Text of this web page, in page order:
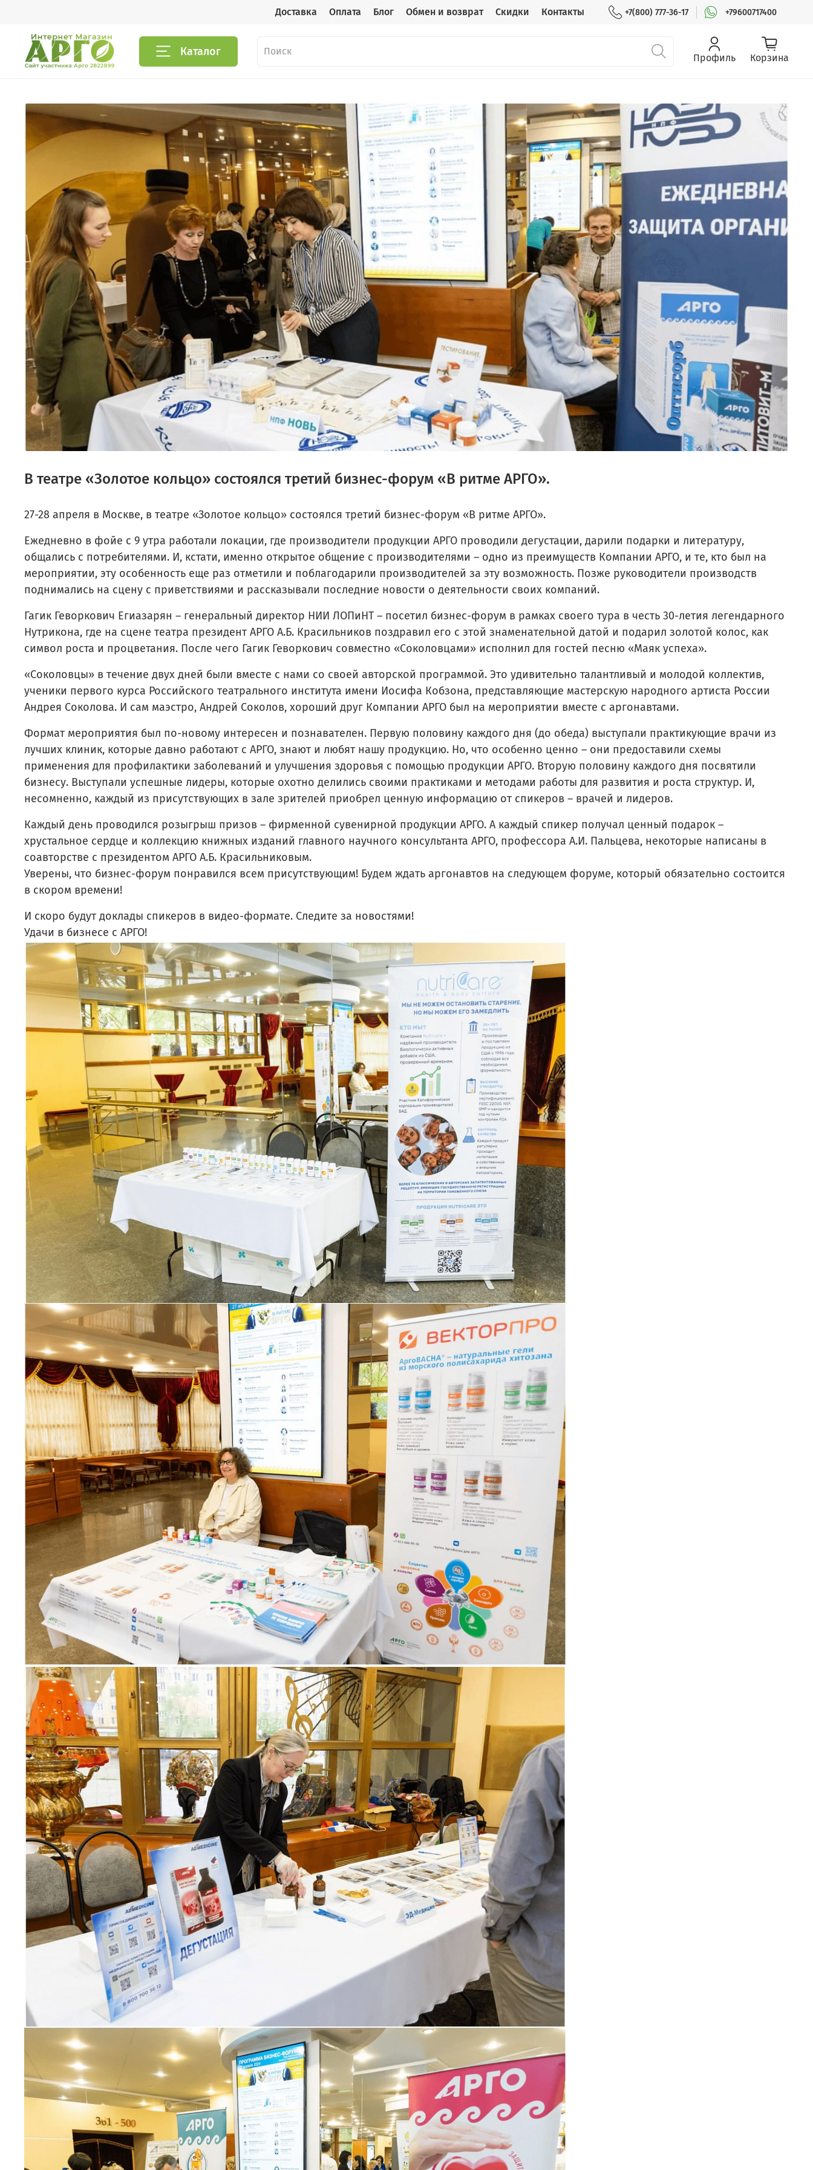
Доставка Оплата Блог Обмен и возврат Скидки Контакты +7(800) 777-36-17 +79600717400
Каталог Профиль Корзина
В театре «Золотое кольцо» состоялся третий бизнес-форум «В ритме АРГО».
27-28 апреля в Москве, в театре «Золотое кольцо» состоялся третий бизнес-форум «В ритме АРГО».
Ежедневно в фойе с 9 утра работали локации, где производители продукции АРГО проводили дегустации, дарили подарки и литературу,
общались с потребителями. И, кстати, именно открытое общение с производителями – одно из преимуществ Компании АРГО, и те, кто был на
мероприятии, эту особенность еще раз отметили и поблагодарили производителей за эту возможность. Позже руководители производств
поднимались на сцену с приветствиями и рассказывали последние новости о деятельности своих компаний.
Гагик Геворкович Егиазарян – генеральный директор НИИ ЛОПиНТ – посетил бизнес-форум в рамках своего тура в честь 30-летия легендарного
Нутрикона, где на сцене театра президент АРГО А.Б. Красильников поздравил его с этой знаменательной датой и подарил золотой колос, как
символ роста и процветания. После чего Гагик Геворкович совместно «Соколовцами» исполнил для гостей песню «Маяк успеха».
«Соколовцы» в течение двух дней были вместе с нами со своей авторской программой. Это удивительно талантливый и молодой коллектив,
ученики первого курса Российского театрального института имени Иосифа Кобзона, представляющие мастерскую народного артиста России
Андрея Соколова. И сам маэстро, Андрей Соколов, хороший друг Компании АРГО был на мероприятии вместе с аргонавтами.
Формат мероприятия был по-новому интересен и познавателен. Первую половину каждого дня (до обеда) выступали практикующие врачи из
лучших клиник, которые давно работают с АРГО, знают и любят нашу продукцию. Но, что особенно ценно – они предоставили схемы
применения для профилактики заболеваний и улучшения здоровья с помощью продукции АРГО. Вторую половину каждого дня посвятили
бизнесу. Выступали успешные лидеры, которые охотно делились своими практиками и методами работы для развития и роста структур. И,
несомненно, каждый из присутствующих в зале зрителей приобрел ценную информацию от спикеров – врачей и лидеров.
Каждый день проводился розыгрыш призов – фирменной сувенирной продукции АРГО. А каждый спикер получал ценный подарок –
хрустальное сердце и коллекцию книжных изданий главного научного консультанта АРГО, профессора А.И. Пальцева, некоторые написаны в
соавторстве с президентом АРГО А.Б. Красильниковым.
Уверены, что бизнес-форум понравился всем присутствующим! Будем ждать аргонавтов на следующем форуме, который обязательно состоится
в скором времени!
И скоро будут доклады спикеров в видео-формате. Следите за новостями!
Удачи в бизнесе с АРГО!